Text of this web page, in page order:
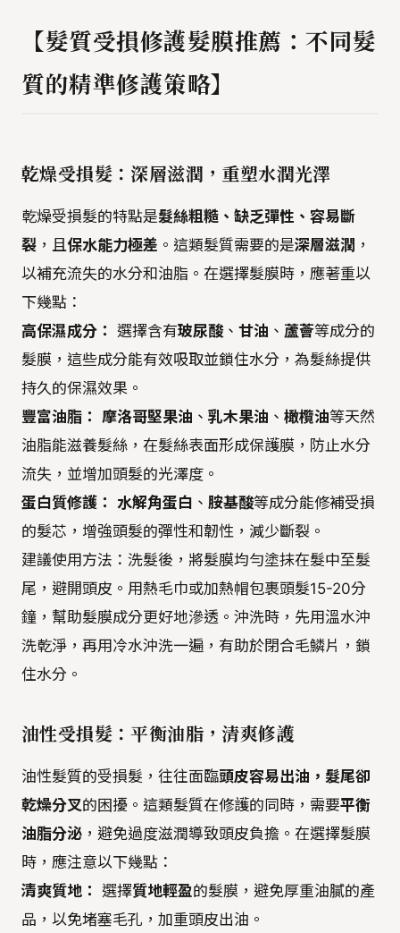
【髮質受損修護髮膜推薦：不同髮
質的精準修護策略】
乾燥受損髮：深層滋潤，重塑水潤光澤
乾燥受損髮的特點是髮絲粗糙、缺乏彈性、容易斷
裂 ，且保水能力極差 。這類髮質需要的是深層滋潤 ，
以補充流失的水分和油脂。在選擇髮膜時，應著重以
下幾點：
高保濕成分：
選擇含有玻尿酸、 甘油 、 蘆薈等成分的
髮膜，這些成分能有效吸取並鎖住水分，為髮絲提供
持久的保濕效果。
豐富油脂： 摩洛哥堅果油 、 乳木果油 、 橄欖油等天然
油脂能滋養髮絲，在髮絲表面形成保護膜，防止水分
流失，並增加頭髮的光澤度。
蛋白質修護： 水解角蛋白 、 胺基酸等成分能修補受損
的髮芯，增強頭髮的彈性和韌性，減少斷裂。
建議使用方法：洗髮後，將髮膜均勻塗抹在髮中至髮
尾，避開頭皮。用熱毛巾或加熱帽包裹頭髮15-20分
鐘，幫助髮膜成分更好地滲透。沖洗時，先用溫水沖
洗乾淨，再用冷水沖洗一遍，有助於閉合毛鱗片，鎖
住水分。
油性受損髮：平衡油脂，清爽修護
油性髮質的受損髮，往往面臨頭皮容易出油，髮尾卻
乾燥分叉的困擾。這類髮質在修護的同時，需要平衡
油脂分泌 ，避免過度滋潤導致頭皮負擔。在選擇髮膜
時，應注意以下幾點：
清爽質地：
選擇質地輕盈的髮膜，避免厚重油膩的產
品，以免堵塞毛孔，加重頭皮出油。